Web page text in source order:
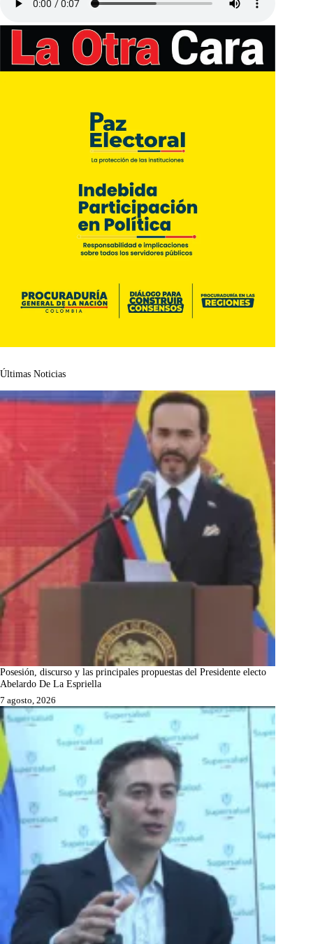
Últimas Noticias
Posesión, discurso y las principales propuestas del Presidente electo
Abelardo De La Espriella
7 agosto, 2026